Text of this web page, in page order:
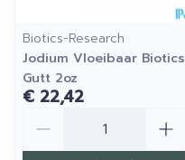
Biotics-Research
Jodium Vloeibaar Biotics
Gutt 2oz
€ 22,42